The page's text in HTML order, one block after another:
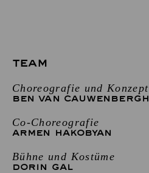
TEAM
Choreografie und Konzept
BEN VAN CAUWENBERGH
Co-Choreografie
ARMEN HAKOBYAN
Bühne und Kostüme
DORIN GAL